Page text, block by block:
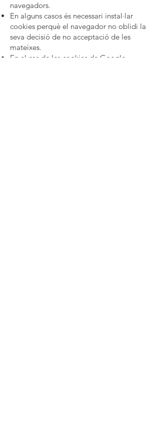
navegadors.
En alguns casos és necessari instal·lar
cookies perquè el navegador no oblidi la
seva decisió de no acceptació de les
mateixes.
En el cas de les cookies de Google